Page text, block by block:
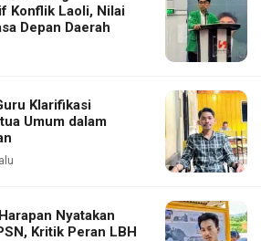
Konflik Laoli, Nilai
Depan Daerah
Klarifikasi
Umum dalam
Nyatakan
Kritik Peran LBH